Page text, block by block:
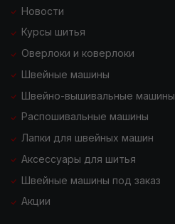
Новости
Курсы шитья
Оверлоки и коверлоки
Швейные машины
Швейно-вышивальные машины
Распошивальные машины
Лапки для швейных машин
Аксессуары для шитья
Швейные машины под заказ
Акции